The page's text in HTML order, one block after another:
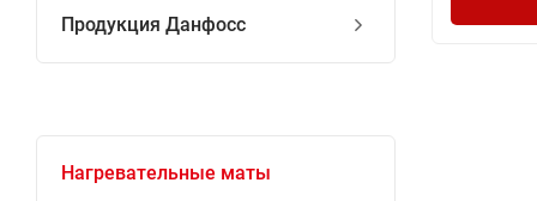
Продукция Данфосс
Нагревательные маты